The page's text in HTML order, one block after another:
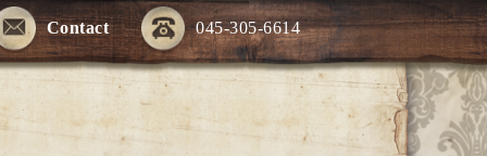
045-305-6614
Contact